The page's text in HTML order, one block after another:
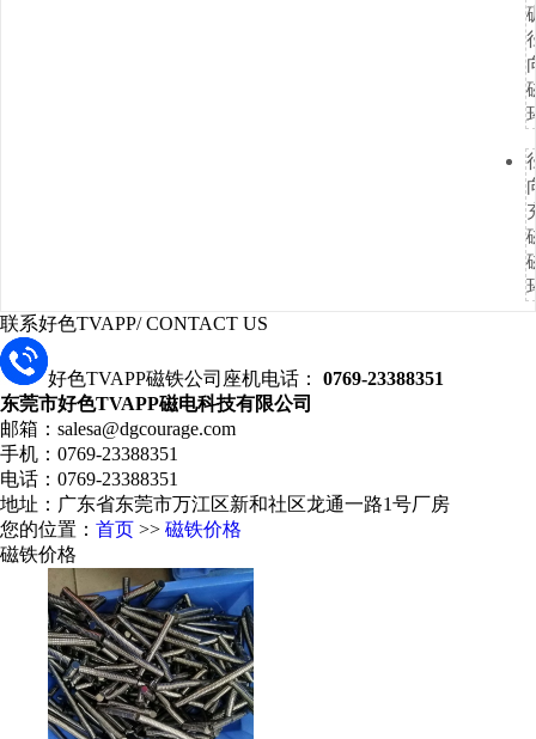
联系好色TVAPP/ CONTACT US
好色TVAPP磁铁公司座机电话：
0769-23388351
东莞市好色TVAPP磁电科技有限公司
邮箱：salesa@dgcourage.com
手机：0769-23388351
电话：0769-23388351
地址：广东省东莞市万江区新和社区龙通一路1号厂房
您的位置： 首页 >> 磁铁价格
磁铁价格